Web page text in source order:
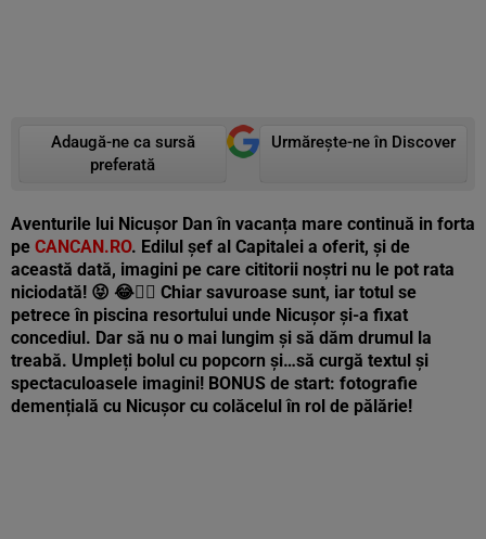
Adaugă-ne ca sursă
preferată
Urmărește-ne în Discover
Aventurile lui Nicușor Dan în vacanța mare continuă in forta
pe CANCAN.RO. Edilul șef al Capitalei a oferit, și de
această dată, imagini pe care cititorii noștri nu le pot rata
niciodată! 😝 😂🤦‍♂️ Chiar savuroase sunt, iar totul se
petrece în piscina resortului unde Nicușor și-a fixat
concediul. Dar să nu o mai lungim și să dăm drumul la
treabă. Umpleți bolul cu popcorn și…să curgă textul și
spectaculoasele imagini! BONUS de start: fotografie
demențială cu Nicușor cu colăcelul în rol de pălărie!